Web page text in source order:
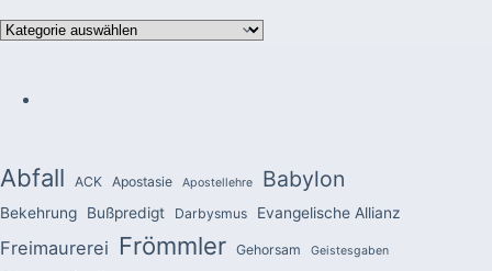
Kategorien
Abfall ACK Apostasie Apostellehre Babylon
Bekehrung Bußpredigt Darbysmus Evangelische Allianz
Freimaurerei Frömmler Gehorsam Geistesgaben